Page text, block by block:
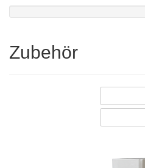
Zubehör